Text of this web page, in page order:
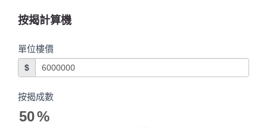
按揭計算機
單位樓價
$
按揭成數
50%